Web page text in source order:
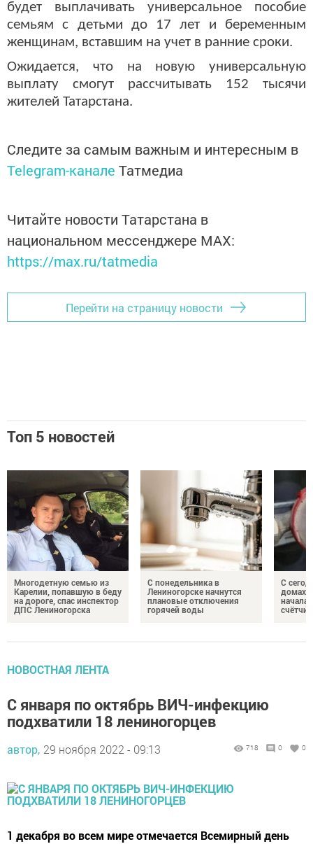
будет выплачивать универсальное пособие
семьям с детьми до 17 лет и беременным
женщинам, вставшим на учет в ранние сроки.
Ожидается, что на новую универсальную
выплату смогут рассчитывать 152 тысячи
жителей Татарстана.
Следите за самым важным и интересным в
Telegram-канале Татмедиа
Читайте новости Татарстана в
национальном мессенджере MАХ:
https://max.ru/tatmedia
Перейти на страницу новости
Топ 5 новостей
Многодетную семью из
Карелии, попавшую в беду
на дороге, спас инспектор
ДПС Лениногорска
С понедельника в
Лениногорске начнутся
плановые отключения
горячей воды
С
домах
НОВОСТНАЯ ЛЕНТА
С января по октябрь ВИЧ-инфекцию
подхватили 18 лениногорцев
автор, 29 ноября 2022 - 09:13 718 0 0
1 декабря во всем мире отмечается Всемирный день